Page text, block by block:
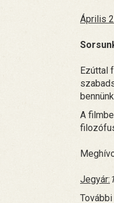
Április
Ezúttal
A
Jegyár: